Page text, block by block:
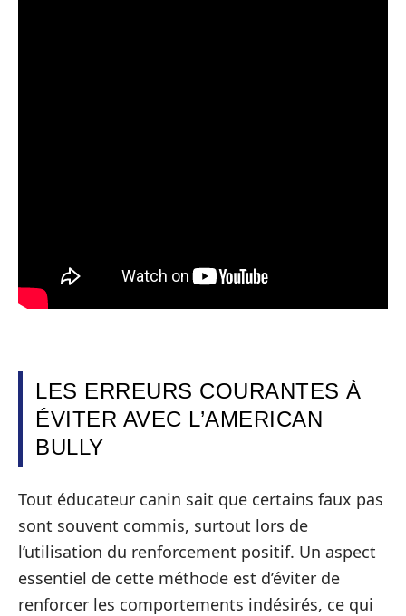
LES ERREURS COURANTES À
ÉVITER AVEC L’AMERICAN
BULLY
Tout éducateur canin sait que certains faux pas
sont souvent commis, surtout lors de
l’utilisation du renforcement positif. Un aspect
essentiel de cette méthode est d’éviter de
renforcer les comportements indésirés, ce qui